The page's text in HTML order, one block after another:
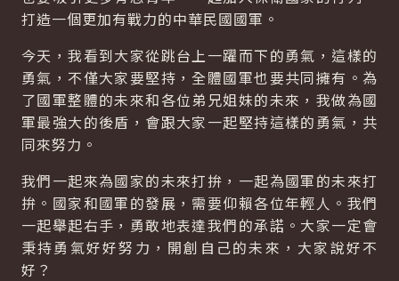
打造一個更加有戰力的中華民國國軍。
今天，我看到大家從跳台上一躍而下的勇氣，這樣的
勇氣，不僅大家要堅持，全體國軍也要共同擁有。為
了國軍整體的未來和各位弟兄姐妹的未來，我做為國
軍最強大的後盾，會跟大家一起堅持這樣的勇氣，共
同來努力。
我們一起來為國家的未來打拚，一起為國軍的未來打
拚。國家和國軍的發展，需要仰賴各位年輕人。我們
一起舉起右手，勇敢地表達我們的承諾。大家一定會
秉持勇氣好好努力，開創自己的未來，大家說好不
好？